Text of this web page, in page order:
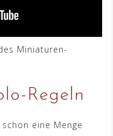
Miniaturen-
Regeln
eine Menge